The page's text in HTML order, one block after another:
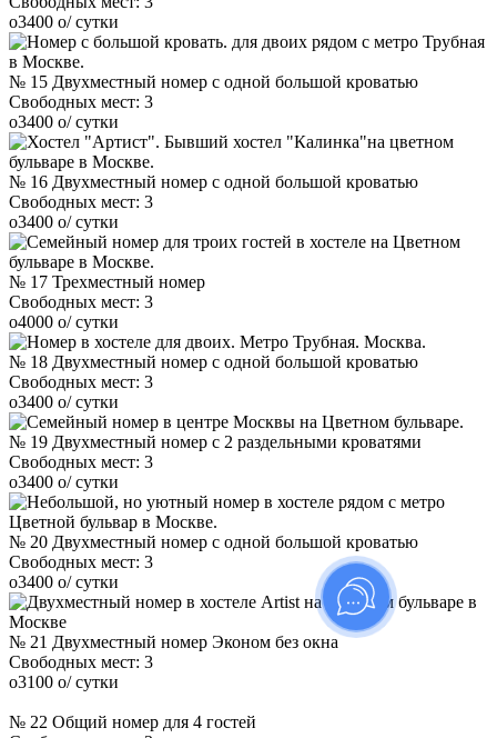
o3400 o/ сутки
№ 15 Двухместный номер с одной большой кроватью
Свободных мест: 3
o3400 o/ сутки
№ 16 Двухместный номер с одной большой кроватью
Свободных мест: 3
o3400 o/ сутки
№ 17 Трехместный номер
Свободных мест: 3
o4000 o/ сутки
№ 18 Двухместный номер с одной большой кроватью
Свободных мест: 3
o3400 o/ сутки
№ 19 Двухместный номер с 2 раздельными кроватями
Свободных мест: 3
o3400 o/ сутки
№ 20 Двухместный номер с одной большой кроватью
Свободных мест: 3
o3400 o/ сутки
№ 21 Двухместный номер Эконом без окна
Свободных мест: 3
o3100 o/ сутки
№ 22 Общий номер для 4 гостей